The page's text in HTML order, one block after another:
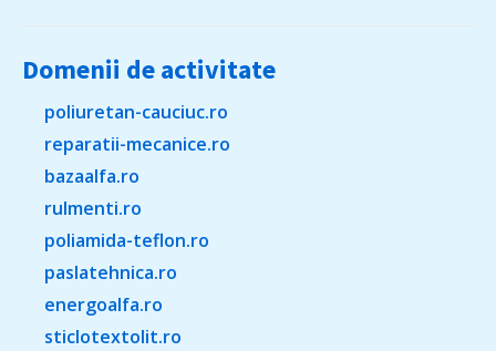
Domenii de activitate
poliuretan-cauciuc.ro
reparatii-mecanice.ro
bazaalfa.ro
rulmenti.ro
poliamida-teflon.ro
paslatehnica.ro
energoalfa.ro
sticlotextolit.ro